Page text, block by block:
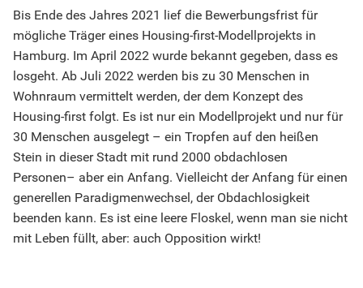
Bis Ende des Jahres 2021 lief die Bewerbungsfrist für
mögliche Träger eines Housing-first-Modellprojekts in
Hamburg. Im April 2022 wurde bekannt gegeben, dass es
losgeht. Ab Juli 2022 werden bis zu 30 Menschen in
Wohnraum vermittelt werden, der dem Konzept des
Housing-first folgt. Es ist nur ein Modellprojekt und nur für
30 Menschen ausgelegt – ein Tropfen auf den heißen
Stein in dieser Stadt mit rund 2000 obdachlosen
Personen– aber ein Anfang. Vielleicht der Anfang für einen
generellen Paradigmenwechsel, der Obdachlosigkeit
beenden kann. Es ist eine leere Floskel, wenn man sie nicht
mit Leben füllt, aber: auch Opposition wirkt!